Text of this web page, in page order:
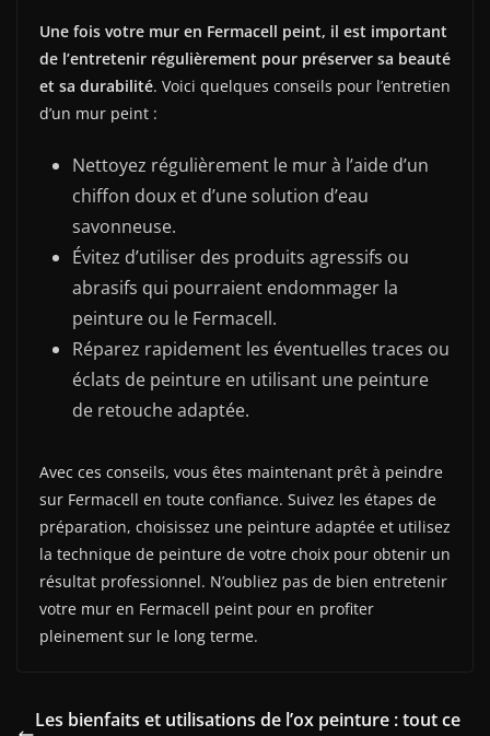
Une fois votre mur en Fermacell peint, il est important
de l’entretenir régulièrement pour préserver sa beauté
et sa durabilité. Voici quelques conseils pour l’entretien
d’un mur peint :
Nettoyez régulièrement le mur à l’aide d’un
chiffon doux et d’une solution d’eau
savonneuse.
Évitez d’utiliser des produits agressifs ou
abrasifs qui pourraient endommager la
peinture ou le Fermacell.
Réparez rapidement les éventuelles traces ou
éclats de peinture en utilisant une peinture
de retouche adaptée.
Avec ces conseils, vous êtes maintenant prêt à peindre
sur Fermacell en toute confiance. Suivez les étapes de
préparation, choisissez une peinture adaptée et utilisez
la technique de peinture de votre choix pour obtenir un
résultat professionnel. N’oubliez pas de bien entretenir
votre mur en Fermacell peint pour en profiter
pleinement sur le long terme.
Les bienfaits et utilisations de l’ox peinture : tout ce